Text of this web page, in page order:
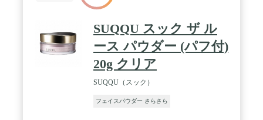
SUQQU スック ザ ル
ース パウダー (パフ付)
20g クリア
SUQQU（スック）
フェイスパウダー さらさら